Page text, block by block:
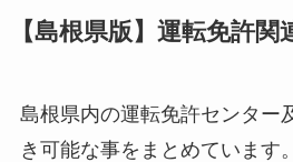
【島根県版】運転免許
島根県内の運転免許センター
き可能な事をまとめています